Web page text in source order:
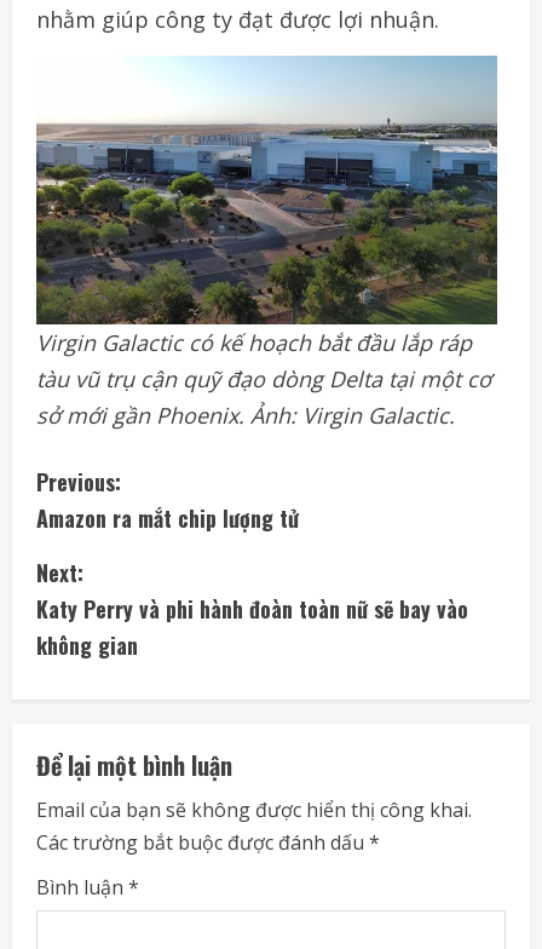
nhằm giúp công ty đạt được lợi nhuận.
Virgin Galactic có kế hoạch bắt đầu lắp ráp
tàu vũ trụ cận quỹ đạo dòng Delta tại một cơ
sở mới gần Phoenix. Ảnh: Virgin Galactic.
C
o
n
t
i
n
u
e
R
Previous:
Amazon ra mắt chip lượng tử
Next:
Katy Perry và phi hành đoàn toàn nữ sẽ bay vào
không gian
Để lại một bình luận
Email của bạn sẽ không được hiển thị công khai.
Các trường bắt buộc được đánh dấu *
Bình luận *